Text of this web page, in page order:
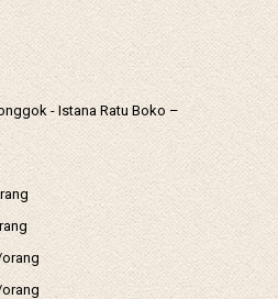
- Istana Ratu Boko –